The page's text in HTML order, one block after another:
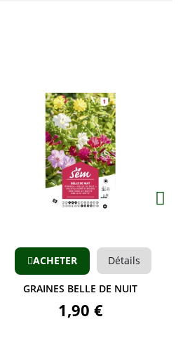
Aperçu
ACHETER Détails
GRAINES BELLE DE NUIT
1,90 €